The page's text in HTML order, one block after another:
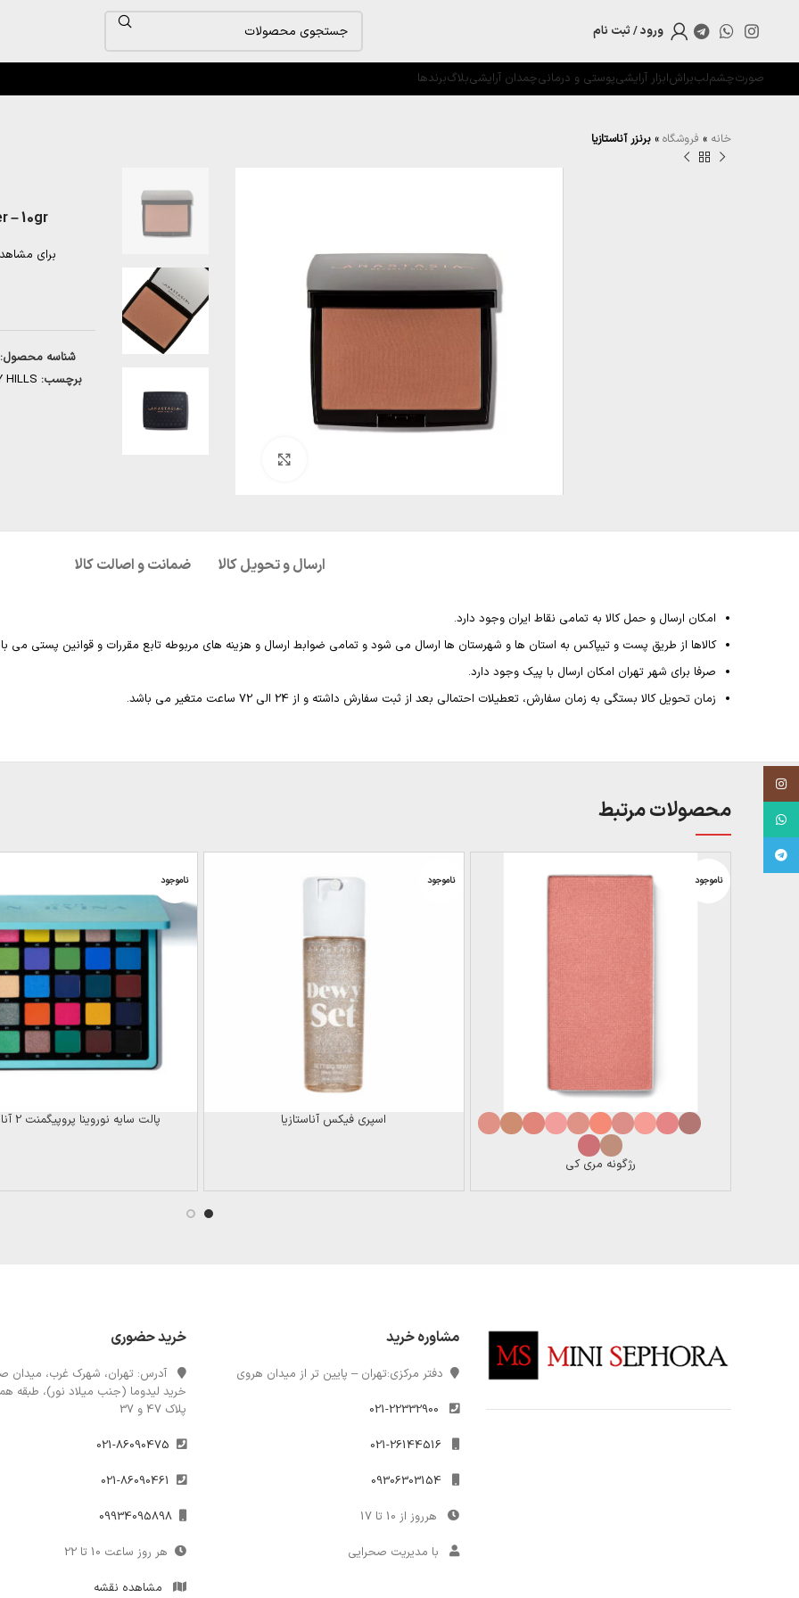
ورود / ثبت نام
صورتچشملببراشابزار آرایشیپوستی و درمانیچمدان آرایشیبلاگبرندها
خانه » فروشگاه » برنزر آناستازیا
– 10gr
برای
شناسه محصول:
برچسب: HILLS
ارسال و تحویل کالا ضمانت و اصالت کالا
امکان ارسال و حمل کالا به تمامی نقاط ایران وجود دارد.
کالاها از طریق پست و تیپاکس به استان ها و شهرستان ها ارسال می شود و تمامی ضوابط ارسال و هزینه های مربوطه تابع مقررات و قوانین پستی می
صرفا برای شهر تهران امکان ارسال با پیک وجود دارد.
زمان تحویل کالا بستگی به زمان سفارش، تعطیلات احتمالی بعد از ثبت سفارش داشته و از 24 الی 72 ساعت متغیر می باشد.
محصولات مرتبط
ناموجود
رژگونه مری کی
ناموجود
اسپری فیکس آناستازیا
ناموجود
پالت سایه نوروینا پروپیگمنت 2 آناستازیا
مشاوره خرید
دفتر مرکزی:تهران – پایین تر از میدان هروی
021-22332900
021-26144516
هرروز از 10 تا 17
با مدیریت صحرایی
خرید حضوری
آدرس: تهران، شهرک غرب، میدان
خرید لیدوما (جنب میلاد نور)، طبقه
پلاک 47 و 37
هر روز ساعت 10 تا 22
مشاهده نقشه
WhatsApp
Telegram